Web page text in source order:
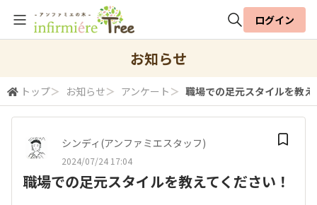
検索
ログイン
お知らせ
トップ＞ お知らせ＞ アンケート ＞ 職場での足元スタイルを教
シンディ(アンファミエスタッフ)
2024/07/24 17:04
職場での足元スタイルを教えてください！